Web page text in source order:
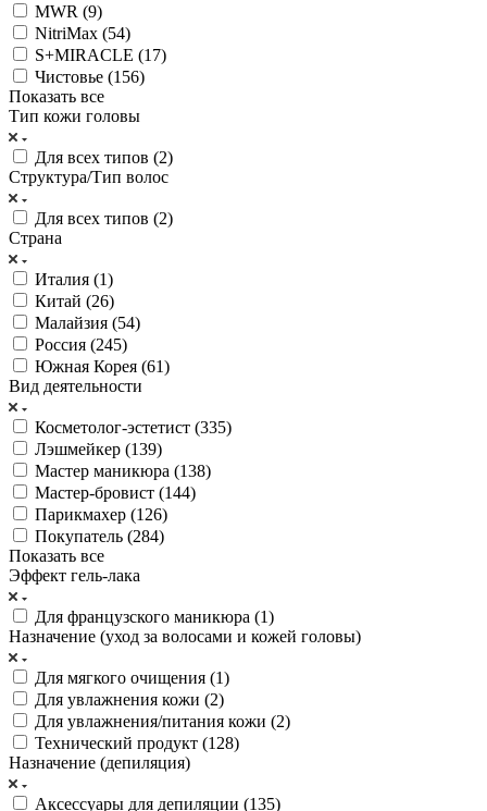
MWR (9)
NitriMax (54)
S+MIRACLE (17)
Чистовье (156)
Показать все
Тип кожи головы
Для всех типов (2)
Структура/Тип волос
Для всех типов (2)
Страна
Италия (1)
Китай (26)
Малайзия (54)
Россия (245)
Южная Корея (61)
Вид деятельности
Косметолог-эстетист (335)
Лэшмейкер (139)
Мастер маникюра (138)
Мастер-бровист (144)
Парикмахер (126)
Покупатель (284)
Показать все
Эффект гель-лака
Для французского маникюра (1)
Назначение (уход за волосами и кожей головы)
Для мягкого очищения (1)
Для увлажнения кожи (2)
Для увлажнения/питания кожи (2)
Технический продукт (128)
Назначение (депиляция)
Аксессуары для депиляции (135)